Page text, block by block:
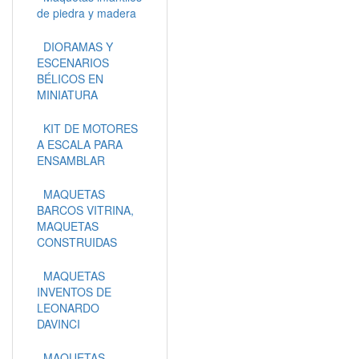
de piedra y madera
DIORAMAS Y
ESCENARIOS
BÉLICOS EN
MINIATURA
KIT DE MOTORES
A ESCALA PARA
ENSAMBLAR
MAQUETAS
BARCOS VITRINA,
MAQUETAS
CONSTRUIDAS
MAQUETAS
INVENTOS DE
LEONARDO
DAVINCI